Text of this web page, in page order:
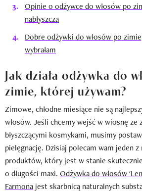
Opinie o odżywce do włosów po
nabłyszcza
Dobre odżywki do włosów po
wybrałam
Jak działa odżywka do
zimie, której używam?
Zimowe, chłodne miesiące nie są
włosów. Jeśli chcemy wejść w wiosnę ze
błyszczącymi kosmykami, musimy
pielęgnację. Dzisiaj polecam wam jeden
produktów, który jest w stanie
o długości maxi. Odżywka do włosów
Farmona jest skarbnicą naturalnych